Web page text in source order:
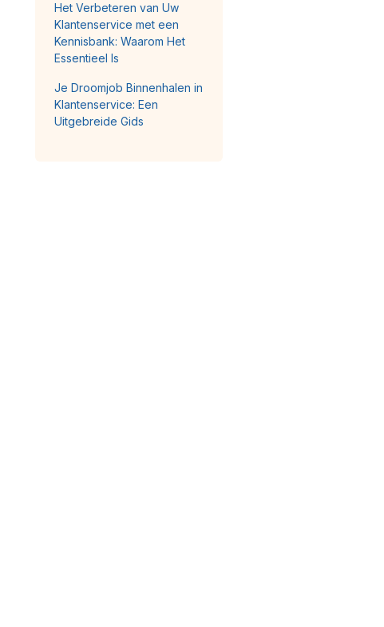
Het Verbeteren van Uw
Klantenservice met een
Kennisbank: Waarom Het
Essentieel Is
Je Droomjob Binnenhalen in
Klantenservice: Een
Uitgebreide Gids